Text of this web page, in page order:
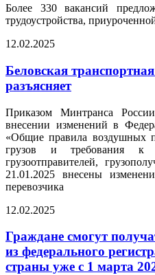
Более 330 вакансий
трудоустройства,
12.02.2025
Беловская
разъясняет
Приказом Минтранса
внесении изменений в
«Общие правила воздушных
грузов и требования к
грузоотправителей,
21.01.2025 внесены
перевозчика
12.02.2025
Граждане смогут
из федерального
страны уже с 1 марта